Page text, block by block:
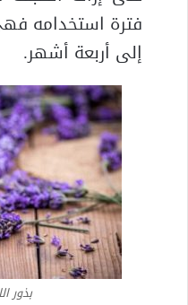
فترة استخدامه
إلى أربعة أشهر.
بذور